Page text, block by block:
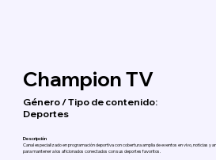
Champion TV
Género / Tipo de contenido:
Deportes
Descripción
Canal especializado en programación deportiva con cobertura amplia de eventos en vivo, noticias y
para mantener a los aficionados conectados con sus deportes favoritos.